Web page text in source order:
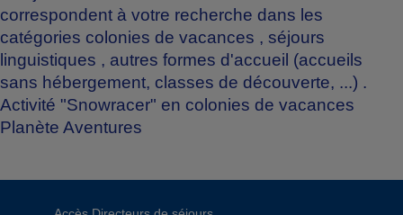
correspondent à votre recherche dans les
catégories colonies de vacances , séjours
linguistiques , autres formes d'accueil (accueils
sans hébergement, classes de découverte, ...) .
Activité "Snowracer" en colonies de vacances
Planète Aventures